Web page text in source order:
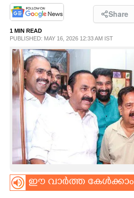
LIFESTYLE
SPIRITUAL
INFO+
ART
ASTRO
Share
1 MIN READ
PUBLISHED: MAY 16, 2026 12:33 AM IST
ഈ വാർത്ത കേൾക്കാം